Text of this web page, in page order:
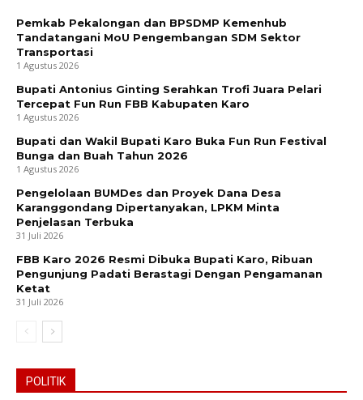
Pemkab Pekalongan dan BPSDMP Kemenhub
Tandatangani MoU Pengembangan SDM Sektor
Transportasi
1 Agustus 2026
Bupati Antonius Ginting Serahkan Trofi Juara Pelari
Tercepat Fun Run FBB Kabupaten Karo
1 Agustus 2026
Bupati dan Wakil Bupati Karo Buka Fun Run Festival
Bunga dan Buah Tahun 2026
1 Agustus 2026
Pengelolaan BUMDes dan Proyek Dana Desa
Karanggondang Dipertanyakan, LPKM Minta
Penjelasan Terbuka
31 Juli 2026
FBB Karo 2026 Resmi Dibuka Bupati Karo, Ribuan
Pengunjung Padati Berastagi Dengan Pengamanan
Ketat
31 Juli 2026
POLITIK